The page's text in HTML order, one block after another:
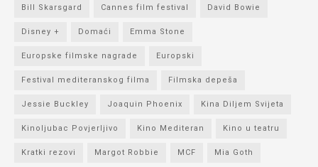
Bill Skarsgard Cannes film festival David Bowie
Disney + Domaći Emma Stone
Europske filmske nagrade Europski
Festival mediteranskog filma Filmska depeša
Jessie Buckley Joaquin Phoenix Kina Diljem Svijeta
Kinoljubac Povjerljivo Kino Mediteran Kino u teatru
Kratki rezovi Margot Robbie MCF Mia Goth